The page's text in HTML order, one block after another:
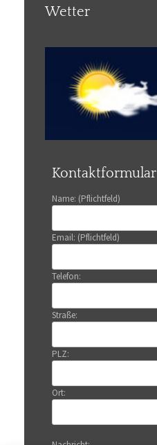
Wetter
Kontaktformular
Name: (Pflichtfeld)
Email: (Pflichtfeld)
Telefon:
Straße:
PLZ:
Ort: